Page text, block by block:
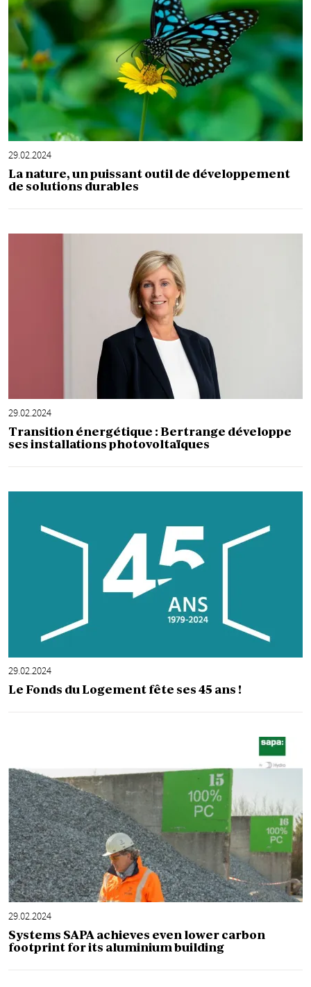
29.02.2024
La nature, un puissant outil de développement
de solutions durables
29.02.2024
Transition énergétique : Bertrange développe
ses installations photovoltaïques
29.02.2024
Le Fonds du Logement fête ses 45 ans !
29.02.2024
Systems SAPA achieves even lower carbon
footprint for its aluminium building